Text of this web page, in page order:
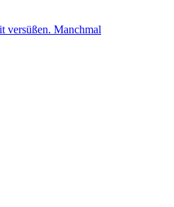
versüßen. Manchmal